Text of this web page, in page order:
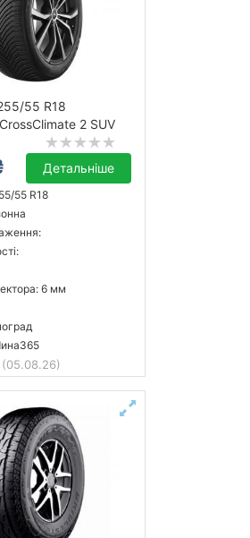
55 R18
2 SUV
Детальніше
55 R18
6 мм
(05.08.26)